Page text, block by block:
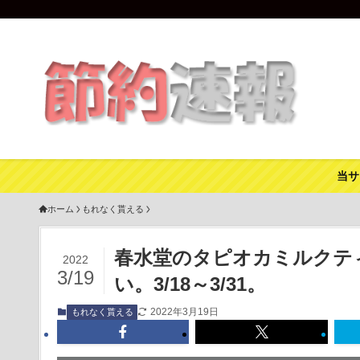
当
ホーム もれなく貰える
春水堂のタピオカミルク
い。3/18～3/31。
2022
3/19
もれなく貰える 2022年3月19日